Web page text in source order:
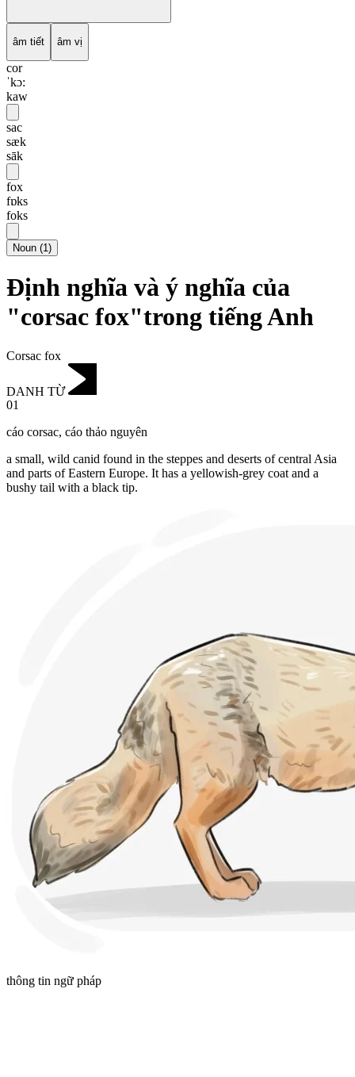
âm tiết âm vị
cor
ˈkɔ:
kaw
sac
sæk
sāk
fox
fɒks
foks
Noun (1)
Định nghĩa và ý nghĩa của
"corsac fox"trong tiếng Anh
Corsac fox
DANH TỪ
01
cáo corsac, cáo thảo nguyên
a small, wild canid found in the steppes and deserts of central Asia
and parts of Eastern Europe. It has a yellowish-grey coat and a
bushy tail with a black tip.
thông tin ngữ pháp